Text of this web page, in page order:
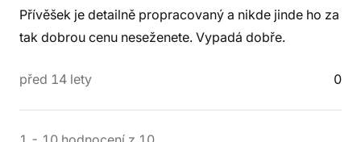
Přívěšek je detailně propracovaný a nikde jinde ho za
tak dobrou cenu neseženete. Vypadá dobře.
před 14 lety 0